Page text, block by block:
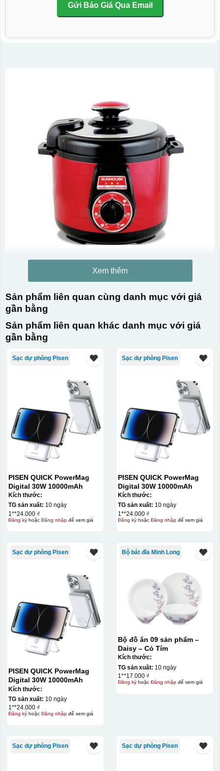
Gửi Báo Giá Qua Email
Xem thêm
Sản phẩm liên quan cùng danh mục với giá
gần bằng
Sản phẩm liên quan khác danh mục với giá
gần bằng
Sạc dự phòng Pisen
PISEN QUICK PowerMag
Digital 30W 10000mAh
Kích thước:
TG sản xuất: 10 ngày
1**24.000 ₫
Đăng kýhoặc Đăng nhậpđể xem giá
Sạc dự phòng Pisen
PISEN QUICK PowerMag
Digital 30W 10000mAh
Kích thước:
TG sản xuất: 10 ngày
1**24.000 ₫
Đăng kýhoặc Đăng nhậpđể xem giá
Sạc dự phòng Pisen
PISEN QUICK PowerMag
Digital 30W 10000mAh
Kích thước:
TG sản xuất: 10 ngày
1**24.000 ₫
Đăng kýhoặc Đăng nhậpđể xem giá
Bộ bát đĩa Minh Long
Bộ đồ ăn 09 sản phẩm –
Daisy – Cỏ Tím
Kích thước:
TG sản xuất: 10 ngày
1**17.000 ₫
Đăng kýhoặc Đăng nhậpđể xem giá
Sạc dự phòng Pisen Sạc dự phòng Pisen